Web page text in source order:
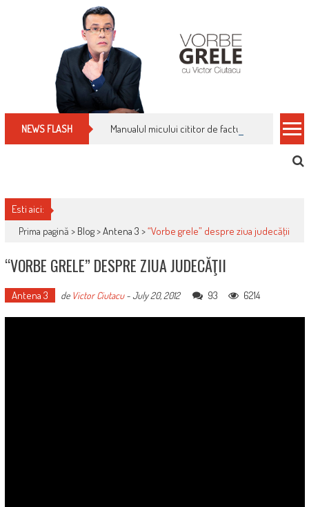
NEWS FLASH Manualul micului cititor de facturi: nu plăti
Esti aici:
Prima pagină > Blog>Antena 3 >“Vorbe grele” despre ziua judecăţii
“VORBE GRELE” DESPRE ZIUA JUDECĂŢII
Antena 3 de Victor Ciutacu-July 20, 2012 93 6214